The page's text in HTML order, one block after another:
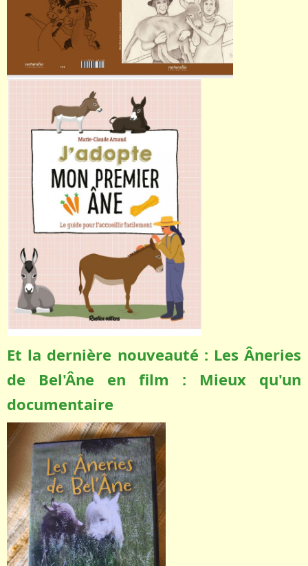
Et la dernière nouveauté : Les Âneries
de Bel'Âne en film : Mieux qu'un
documentaire